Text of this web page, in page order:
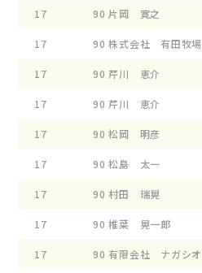
17 90 片岡 寛之
17 90 株式会社 有田牧場
17 90 芹川 恵介
17 90 芹川 恵介
17 90 松岡 明彦
17 90 松島 太一
17 90 村田 瑞晃
17 90 椎葉 晃一郎
17 90 有限会社 ナガシオ